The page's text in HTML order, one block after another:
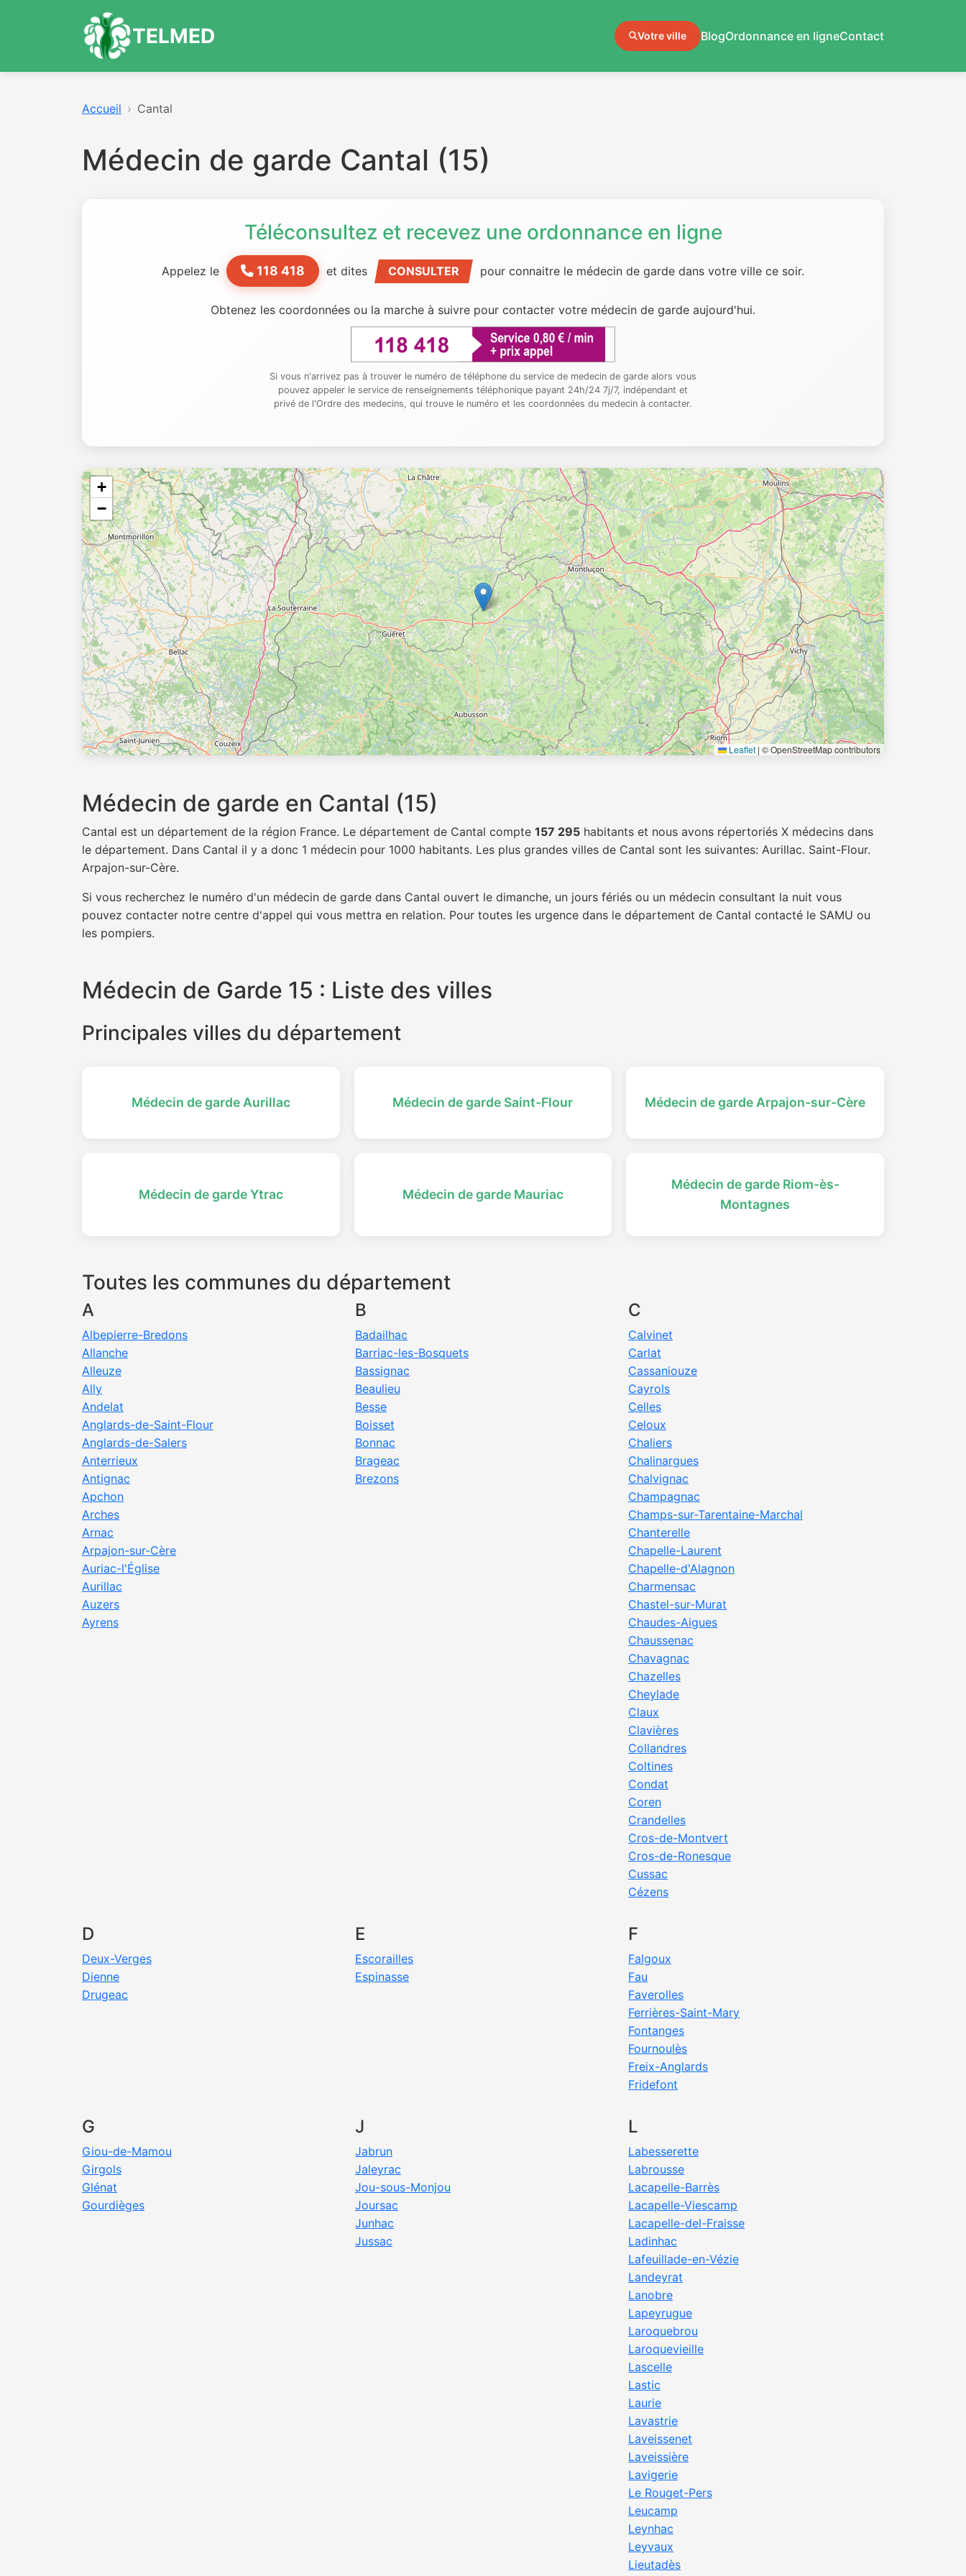
TELMED Votre ville BlogOrdonnance en ligneContact
Accueil Cantal
Médecin de garde Cantal (15)
Téléconsultez et recevez une ordonnance en ligne
Appelez le 118 418 et dites CONSULTER pour connaitre le médecin de garde dans votre ville ce soir.
Obtenez les coordonnées ou la marche à suivre pour contacter votre médecin de garde aujourd'hui.
Si vous n'arrivez pas à trouver le numéro de téléphone du service de medecin de garde alors vous
pouvez appeler le service de renseignements téléphonique payant 24h/24 7j/7, indépendant et
privé de l'Ordre des medecins, qui trouve le numéro et les coordonnées du medecin à contacter.
+
−
Leaflet | © OpenStreetMap contributors
Médecin de garde en Cantal (15)
Cantal est un département de la région France. Le département de Cantal compte 157 295 habitants et nous avons répertoriés X médecins dans
le département. Dans Cantal il y a donc 1 médecin pour 1000 habitants. Les plus grandes villes de Cantal sont les suivantes: Aurillac. Saint-Flour.
Arpajon-sur-Cère.
Si vous recherchez le numéro d'un médecin de garde dans Cantal ouvert le dimanche, un jours fériés ou un médecin consultant la nuit vous
pouvez contacter notre centre d'appel qui vous mettra en relation. Pour toutes les urgence dans le département de Cantal contacté le SAMU ou
les pompiers.
Médecin de Garde 15 : Liste des villes
Principales villes du département
Médecin de garde Aurillac Médecin de garde Saint-Flour Médecin de garde Arpajon-sur-Cère
Médecin de garde Ytrac Médecin de garde Mauriac
Médecin de garde Riom-ès-
Montagnes
Toutes les communes du département
A
Albepierre-Bredons
Allanche
Alleuze
Ally
Andelat
Anglards-de-Saint-Flour
Anglards-de-Salers
Anterrieux
Antignac
Apchon
Arches
Arnac
Arpajon-sur-Cère
Auriac-l'Église
Aurillac
Auzers
Ayrens
B
Badailhac
Barriac-les-Bosquets
Bassignac
Beaulieu
Besse
Boisset
Bonnac
Brageac
Brezons
C
Calvinet
Carlat
Cassaniouze
Cayrols
Celles
Celoux
Chaliers
Chalinargues
Chalvignac
Champagnac
Champs-sur-Tarentaine-Marchal
Chanterelle
Chapelle-Laurent
Chapelle-d'Alagnon
Charmensac
Chastel-sur-Murat
Chaudes-Aigues
Chaussenac
Chavagnac
Chazelles
Cheylade
Claux
Clavières
Collandres
Coltines
Condat
Coren
Crandelles
Cros-de-Montvert
Cros-de-Ronesque
Cussac
Cézens
D
Deux-Verges
Dienne
Drugeac
E
Escorailles
Espinasse
F
Falgoux
Fau
Faverolles
Ferrières-Saint-Mary
Fontanges
Fournoulès
Freix-Anglards
Fridefont
G
Giou-de-Mamou
Girgols
Glénat
Gourdièges
J
Jabrun
Jaleyrac
Jou-sous-Monjou
Joursac
Junhac
Jussac
L
Labesserette
Labrousse
Lacapelle-Barrès
Lacapelle-Viescamp
Lacapelle-del-Fraisse
Ladinhac
Lafeuillade-en-Vézie
Landeyrat
Lanobre
Lapeyrugue
Laroquebrou
Laroquevieille
Lascelle
Lastic
Laurie
Lavastrie
Laveissenet
Laveissière
Lavigerie
Le Rouget-Pers
Leucamp
Leynhac
Leyvaux
Lieutadès